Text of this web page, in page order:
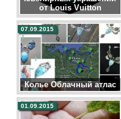
от Louis Vuitton
Колье Облачный атлас
07.09.2015
01.09.2015